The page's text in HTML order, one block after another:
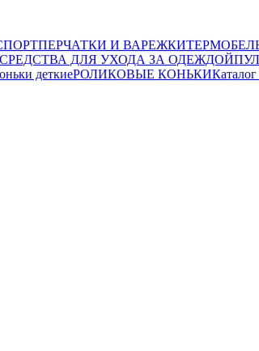
ПЕРЧАТКИ И ВАРЕЖКИ
СРЕДСТВА ДЛЯ УХОДА ЗА ОДЕЖДОЙ
деткиеРОЛИКОВЫЕ КОНЬКИКаталог